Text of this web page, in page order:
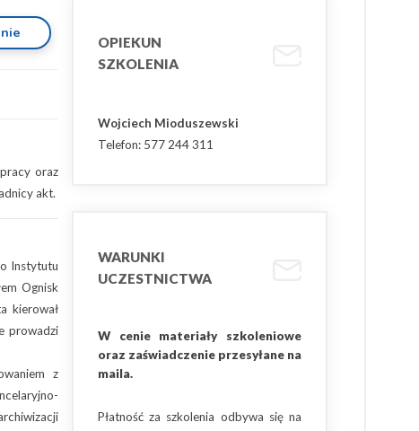
oraz
akt.
Instytutu
Ognisk
kierował
prowadzi
z
OPIEKUN
SZKOLENIA
Wojciech Mioduszewski
Telefon: 577 244 311
WARUNKI
UCZESTNICTWA
W cenie materiały szkoleniowe
oraz zaświadczenie przesyłane na
maila.
Płatność za szkolenia odbywa się na